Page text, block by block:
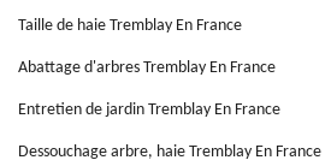
Taille de haie Tremblay En France
Abattage d'arbres Tremblay En France
Entretien de jardin Tremblay En France
Dessouchage arbre, haie Tremblay En France